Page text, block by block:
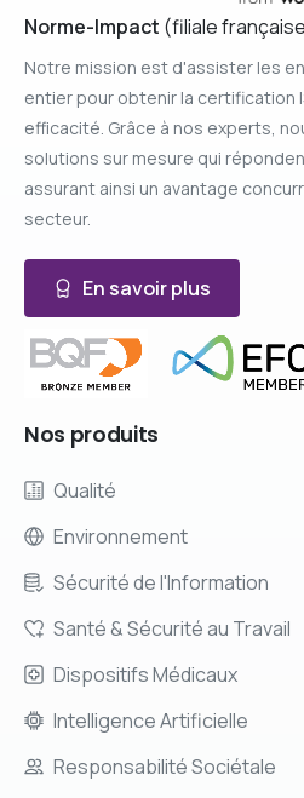
Norme-Impact (filiale
Notre mission est d'assister les
entier pour obtenir la certification
efficacité. Grâce à nos experts,
solutions sur mesure qui
assurant ainsi un avantage
secteur.
En savoir plus
Nos produits
Qualité
Environnement
Sécurité de l'Information
Santé & Sécurité au Travail
Dispositifs Médicaux
Intelligence Artificielle
Responsabilité Sociétale